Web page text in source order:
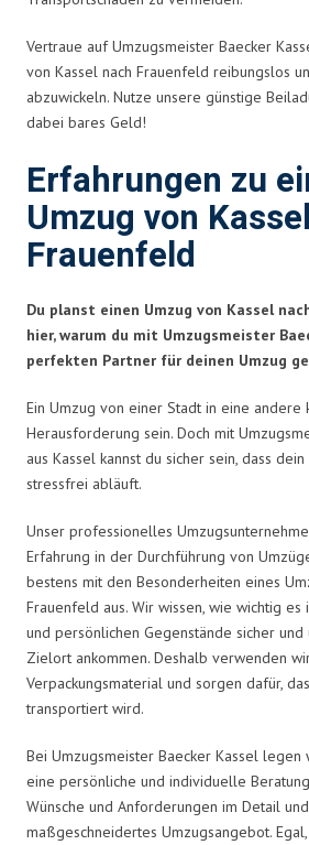
Vertraue auf Umzugsmeister Baecker
von Kassel nach Frauenfeld reibungslos
abzuwickeln. Nutze unsere günstige
dabei bares Geld!
Erfahrungen zu
Umzug von
Frauenfeld
Du planst einen Umzug von Kassel
hier, warum du mit Umzugsmeister
perfekten Partner für deinen Umzug
Ein Umzug von einer Stadt in eine andere
Herausforderung sein. Doch mit
aus Kassel kannst du sicher sein, dass
stressfrei abläuft.
Unser professionelles
Erfahrung in der Durchführung von
bestens mit den Besonderheiten eines
Frauenfeld aus. Wir wissen, wie wichtig
und persönlichen Gegenstände sicher und
Zielort ankommen. Deshalb verwenden
Verpackungsmaterial und sorgen dafür,
transportiert wird.
Bei Umzugsmeister Baecker Kassel
eine persönliche und individuelle
Wünsche und Anforderungen im Detail
maßgeschneidertes Umzugsangebot.